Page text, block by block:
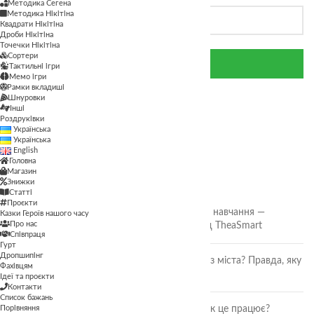
ОСТАННІ СТАТТІ
🎲 Онлайн-кубики для гри та навчання —
безкоштовний інструмент від TheaSmart
Чи безпечні ягоди та фрукти з міста? Правда, яку
Розвиток дитини через гру: як це працює?
Методика Сегена
Методика Нікітіна
Квадрати Нікітіна
Дроби Нікітіна
Точечки Нікітіна
Сортери
Тактильні ігри
Мемо ігри
Рамки вкладиші
Шнуровки
Інші
Роздруківки
Українська
Українська
English
Головна
Магазин
Знижки
Статті
Проєкти
Казки Героїв нашого часу
Про нас
Співпраця
Гурт
Дропшипінг
Фахівцям
Ідеї та проєкти
Контакти
Список бажань
Порівняння